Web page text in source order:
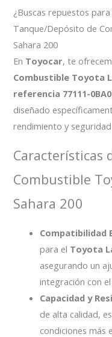
¿Buscas repuestos
Tanque/Depósito de
Sahara 200
En Toyocar, te
Combustible Toyota
referencia 77111-
diseñado
rendimiento y
Características
Combustible
Sahara 200
Compatibilidad
para el Toyota
asegurando un
integración con
Capacidad y
de alta calidad,
condiciones más